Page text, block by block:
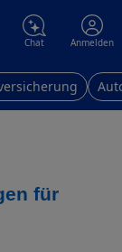
Chat Anmelden
für